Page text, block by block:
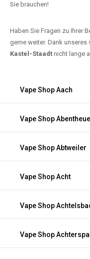
Sie brauchen!
Haben Sie Fragen zu Ihrer
gerne weiter. Dank unseres
Kastel-Staadt nicht lange
Vape Shop Aach
Vape Shop
Vape Shop Abtweiler
Vape Shop Acht
Vape Shop
Vape Shop